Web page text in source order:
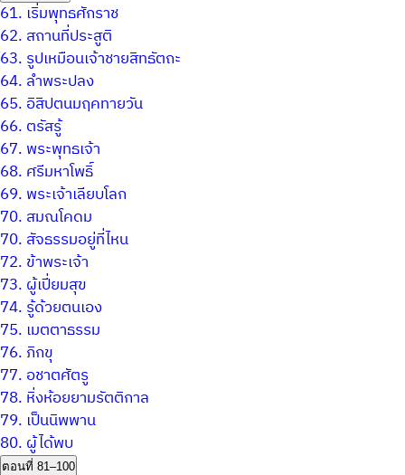
61. เริ่มพุทธศักราช
62. สถานที่ประสูติ
63. รูปเหมือนเจ้าชายสิทธัตถะ
64. ลำพระปลง
65. อิสิปตนมฤคทายวัน
66. ตรัสรู้
67. พระพุทธเจ้า
68. ศรีมหาโพธิ์
69. พระเจ้าเลียบโลก
70. สมณโคดม
70. สัจธรรมอยู่ที่ไหน
72. ข้าพระเจ้า
73. ผู้เปี่ยมสุข
74. รู้ด้วยตนเอง
75. เมตตาธรรม
76. ภิกขุ
77. อชาตศัตรู
78. หิ่งห้อยยามรัตติกาล
79. เป็นนิพพาน
80. ผู้ได้พบ
ตอนที่ 81–100